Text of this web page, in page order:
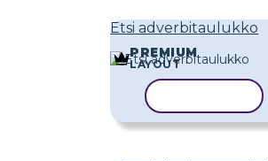
Etsi adverbitaulukko
PREMIUM
LAYOUT